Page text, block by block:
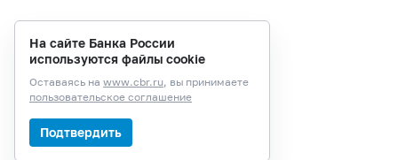
На сайте Банка России
используются файлы cookie
Оставаясь на www.cbr.ru, вы принимаете
пользовательское соглашение
Подтвердить